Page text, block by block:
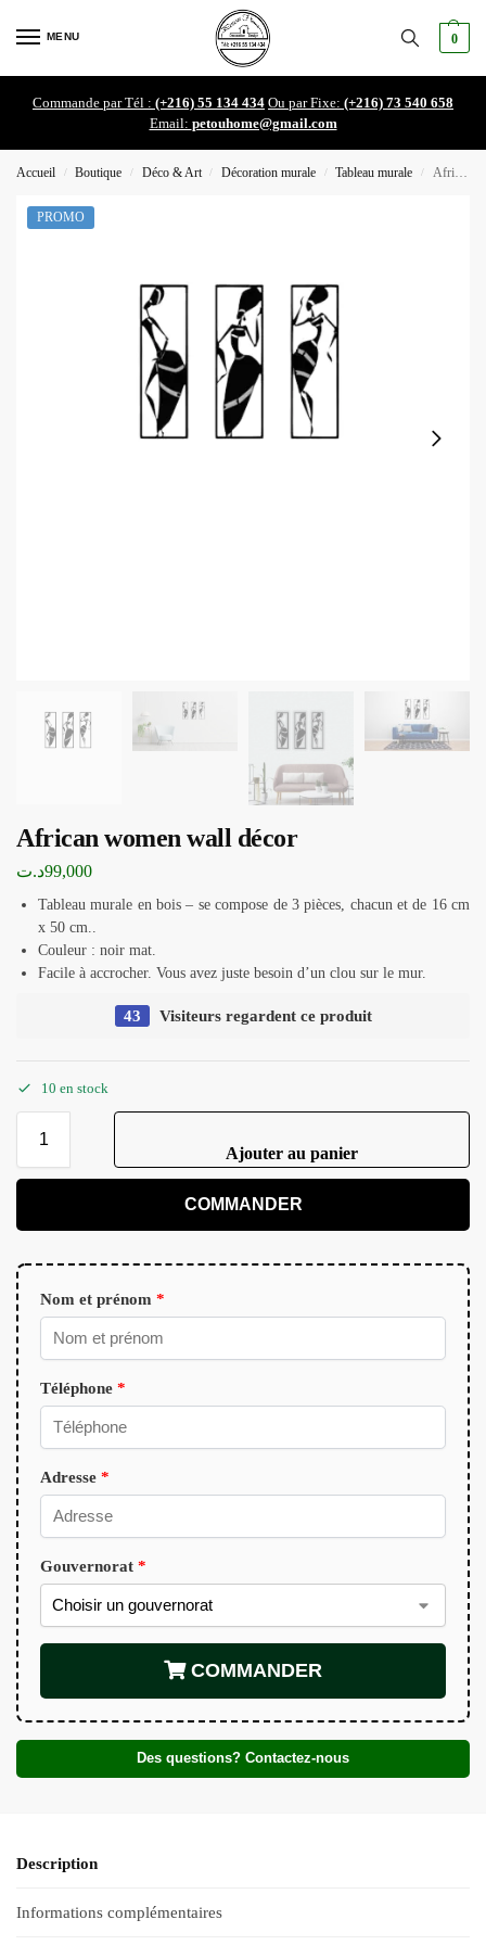
MENU 0
Commande par Tél : (+216) 55 134 434 Ou par Fixe: (+216) 73 540 658
Email: petouhome@gmail.com
Accueil / Boutique / Déco & Art / Décoration murale / Tableau murale / African women wall décor
PROMO
African women wall décor
99,000د.ت
Tableau murale en bois – se compose de 3 pièces, chacun et de 16 cm
x 50 cm..
Couleur : noir mat.
Facile à accrocher. Vous avez juste besoin d’un clou sur le mur.
43 Visiteurs regardent ce produit
10 en stock
Ajouter au panier
COMMANDER
Nom et prénom *
Téléphone *
Adresse *
Gouvernorat *
COMMANDER
Des questions? Contactez-nous
Description
Informations complémentaires